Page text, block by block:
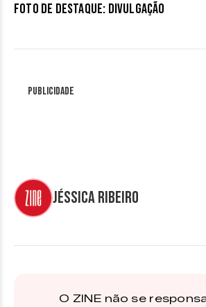
Foto de destaque: divulgação
Publicidade
Jéssica Ribeiro
O ZINE não se